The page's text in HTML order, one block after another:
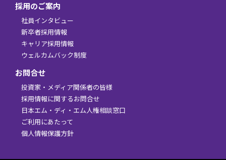
採用のご案内
社員インタビュー
新卒者採用情報
キャリア採用情報
ウェルカムバック制度
お問合せ
投資家・メディア関係者の皆様
採用情報に関するお問合せ
日本エム・ディ・エム人権相談窓口
ご利用にあたって
個人情報保護方針